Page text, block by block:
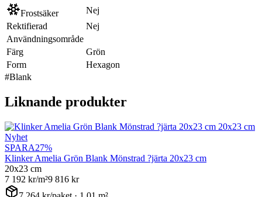
Frostsäker
Nej
Rektifierad
Nej
Användningsområde
Färg
Grön
Form
Hexagon
#Blank
Liknande produkter
Nyhet
SPARA27%
Klinker Amelia Grön Blank Mönstrad ?järta 20x23 cm
20x23 cm
7 192 kr/m²9 816 kr